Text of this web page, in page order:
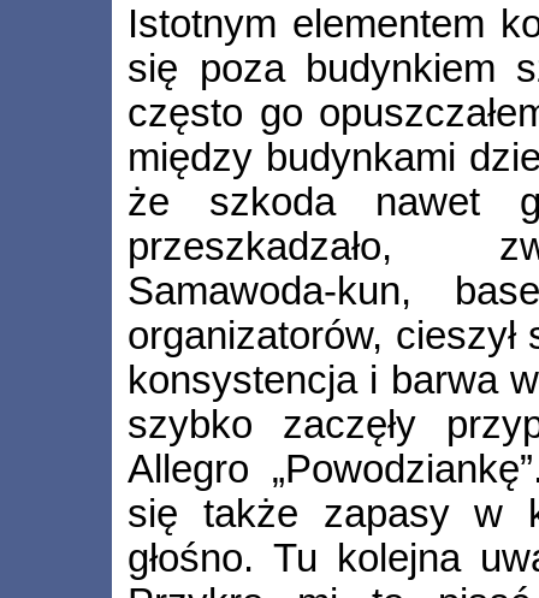
Istotnym elementem
się poza budynkiem
często go
między budynkami
że szkoda nawet
przeszkadzało,
Samawoda-kun,
organizatorów,
konsystencja i barwa
szybko zaczęły
Allegro
się także zapasy w
głośno. Tu kolejna